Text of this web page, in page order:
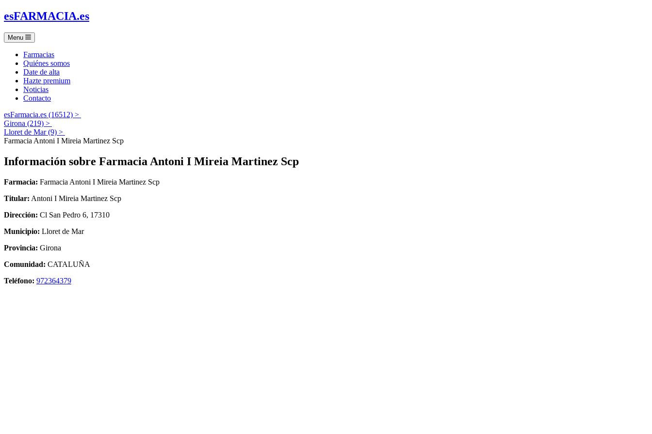
esFARMACIA.es
Menu
Farmacias
Quiénes somos
Date de alta
Hazte premium
Noticias
Contacto
esFarmacia.es (16512) >
Girona (219) >
Lloret de Mar (9) >
Farmacia Antoni I Mireia Martinez Scp
Información sobre Farmacia Antoni I Mireia Martinez Scp
Farmacia: Farmacia Antoni I Mireia Martinez Scp
Titular: Antoni I Mireia Martinez Scp
Dirección: Cl San Pedro 6, 17310
Municipio: Lloret de Mar
Provincia: Girona
Comunidad: CATALUÑA
Teléfono: 972364379